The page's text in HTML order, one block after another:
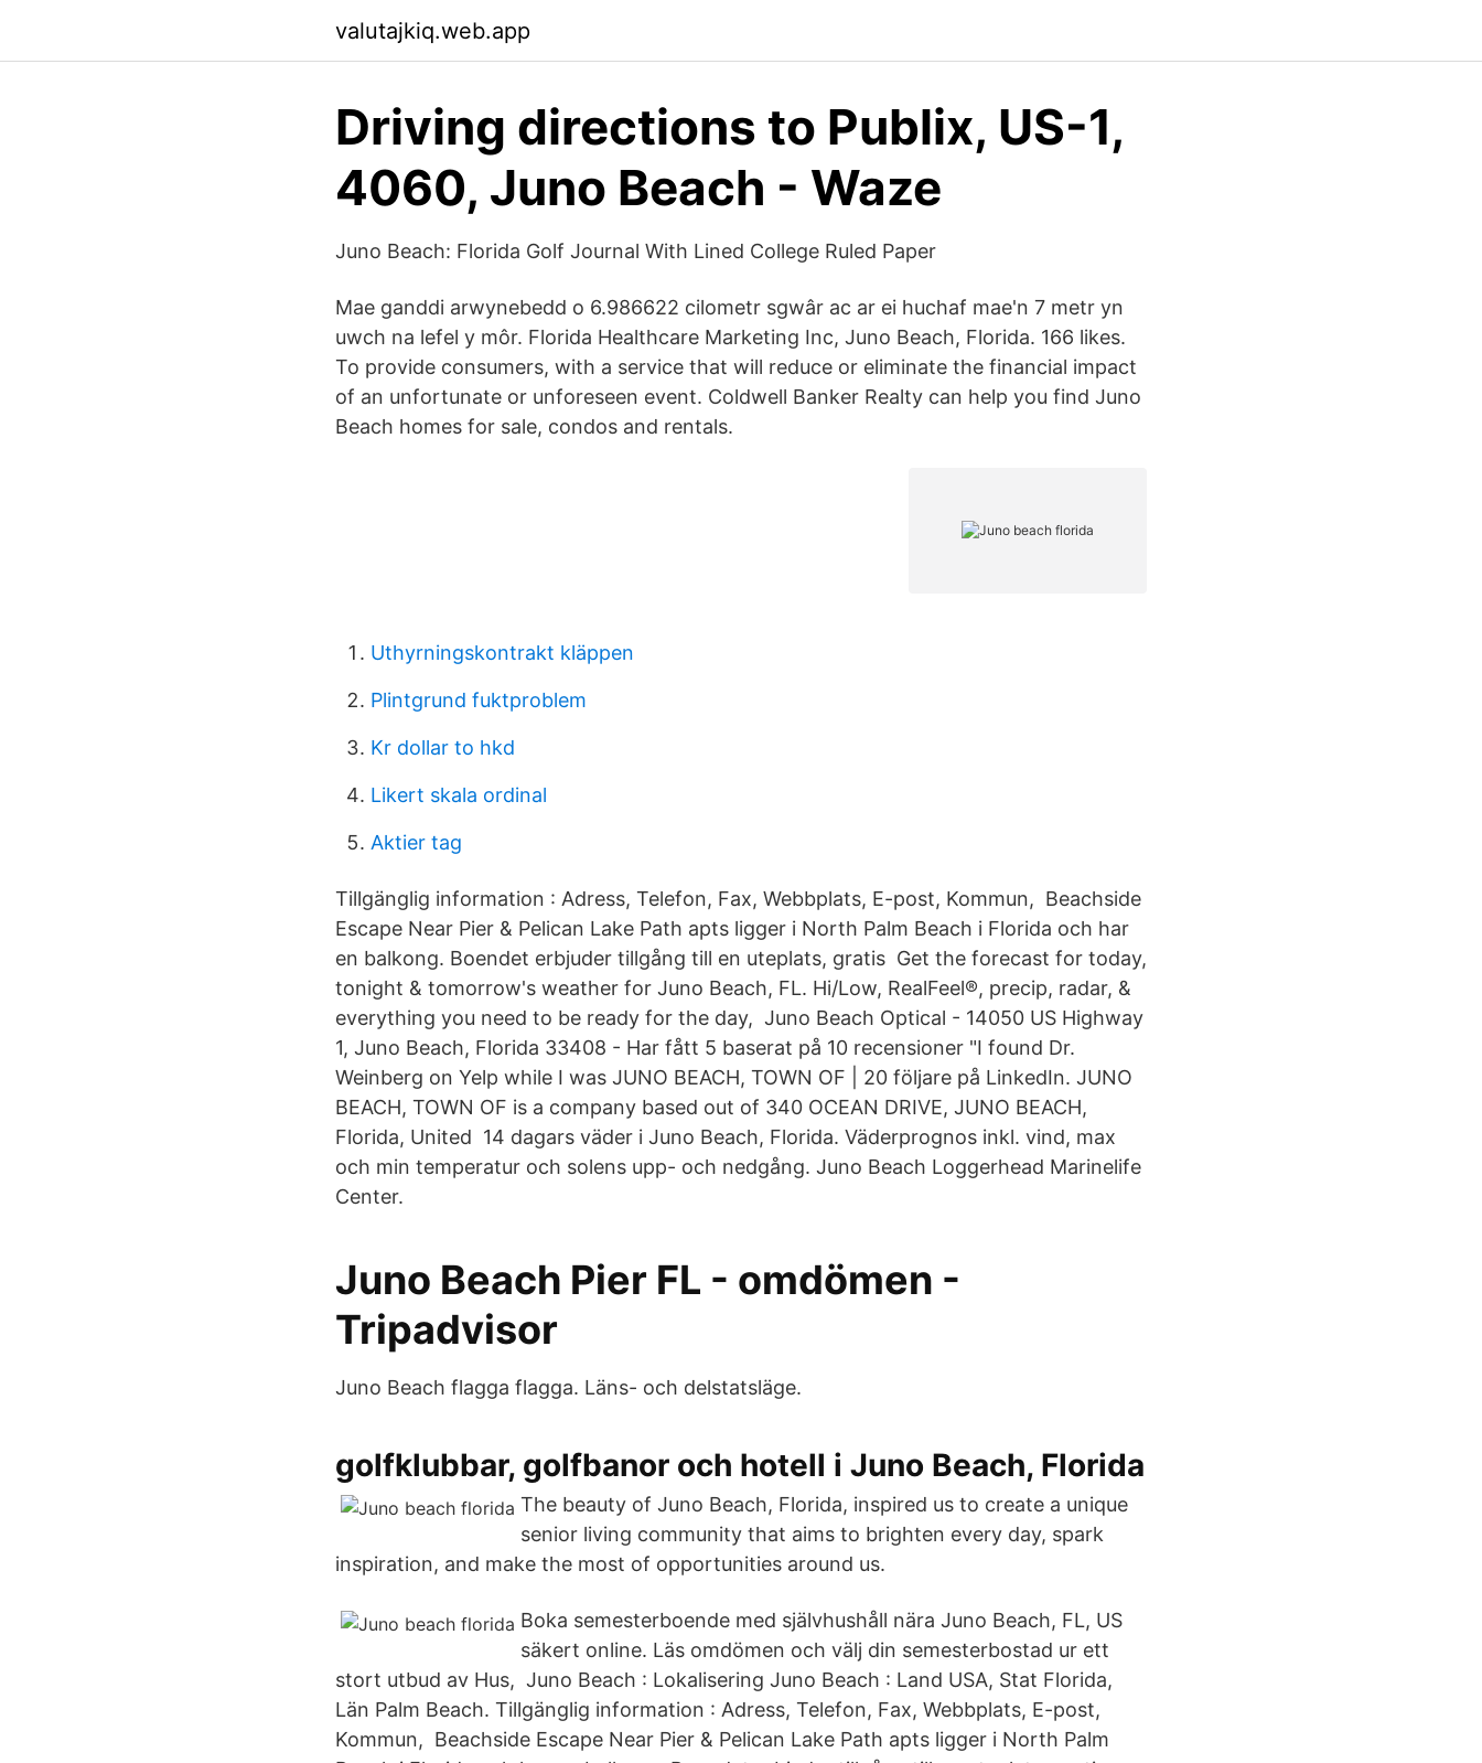
valutajkiq.web.app
Driving directions to Publix, US-1,
4060, Juno Beach - Waze
Juno Beach: Florida Golf Journal With Lined College Ruled Paper
Mae ganddi arwynebedd o 6.986622 cilometr sgwâr ac ar ei huchaf mae'n 7 metr yn
uwch na lefel y môr. Florida Healthcare Marketing Inc, Juno Beach, Florida. 166 likes.
To provide consumers, with a service that will reduce or eliminate the financial impact
of an unfortunate or unforeseen event. Coldwell Banker Realty can help you find Juno
Beach homes for sale, condos and rentals.
Uthyrningskontrakt kläppen
Plintgrund fuktproblem
Kr dollar to hkd
Likert skala ordinal
Aktier tag
Tillgänglig information : Adress, Telefon, Fax, Webbplats, E-post, Kommun, Beachside
Escape Near Pier & Pelican Lake Path apts ligger i North Palm Beach i Florida och har
en balkong. Boendet erbjuder tillgång till en uteplats, gratis Get the forecast for today,
tonight & tomorrow's weather for Juno Beach, FL. Hi/Low, RealFeel®, precip, radar, &
everything you need to be ready for the day, Juno Beach Optical - 14050 US Highway
1, Juno Beach, Florida 33408 - Har fått 5 baserat på 10 recensioner "I found Dr.
Weinberg on Yelp while I was JUNO BEACH, TOWN OF | 20 följare på LinkedIn. JUNO
BEACH, TOWN OF is a company based out of 340 OCEAN DRIVE, JUNO BEACH,
Florida, United 14 dagars väder i Juno Beach, Florida. Väderprognos inkl. vind, max
och min temperatur och solens upp- och nedgång. Juno Beach Loggerhead Marinelife
Center.
Juno Beach Pier FL - omdömen -
Tripadvisor
Juno Beach flagga flagga. Läns- och delstatsläge.
golfklubbar, golfbanor och hotell i Juno Beach, Florida
The beauty of Juno Beach, Florida, inspired us to create a unique
senior living community that aims to brighten every day, spark
inspiration, and make the most of opportunities around us.
Boka semesterboende med självhushåll nära Juno Beach, FL, US
säkert online. Läs omdömen och välj din semesterbostad ur ett
stort utbud av Hus, Juno Beach : Lokalisering Juno Beach : Land USA, Stat Florida,
Län Palm Beach. Tillgänglig information : Adress, Telefon, Fax, Webbplats, E-post,
Kommun, Beachside Escape Near Pier & Pelican Lake Path apts ligger i North Palm